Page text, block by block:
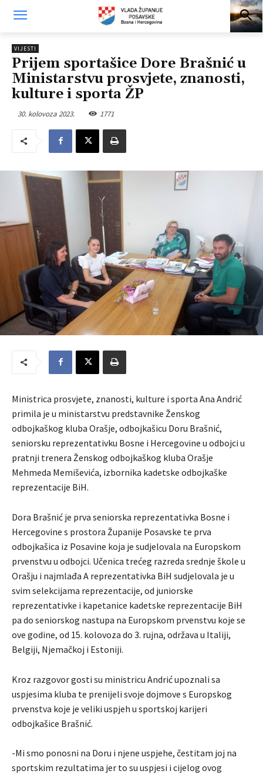
VIJESTI
Prijem sportašice Dore Brašnić u
Ministarstvu prosvjete, znanosti,
kulture i sporta ŽP
30. kolovoza 2023. 1771
Ministrica prosvjete, znanosti, kulture i sporta Ana Andrić
primila je u ministarstvu predstavnike Ženskog
odbojkaškog kluba Orašje, odbojkašicu Doru Brašnić,
seniorsku reprezentativku Bosne i Hercegovine u odbojci u
pratnji trenera Ženskog odbojkaškog kluba Orašje
Mehmeda Memiševića, izbornika kadetske odbojkaške
reprezentacije BiH.
Dora Brašnić je prva seniorska reprezentativka Bosne i
Hercegovine s prostora Županije Posavske te prva
odbojkašica iz Posavine koja je sudjelovala na Europskom
prvenstvu u odbojci. Učenica trećeg razreda srednje škole u
Orašju i najmlađa A reprezentativka BiH sudjelovala je u
svim selekcijama reprezentacije, od juniorske
reprezentativke i kapetanice kadetske reprezentacije BiH
pa do seniorskog nastupa na Europskom prvenstvu koje se
ove godine, od 15. kolovoza do 3. rujna, održava u Italiji,
Belgiji, Njemačkoj i Estoniji.
Kroz razgovor gosti su ministricu Andrić upoznali sa
uspjesima kluba te prenijeli svoje dojmove s Europskog
prvenstva koje je veliki uspjeh u sportskoj karijeri
odbojkašice Brašnić.
-Mi smo ponosni na Doru i njene uspjehe, čestitam joj na
sportskim rezultatima jer to su uspjesi i cijelog ovog